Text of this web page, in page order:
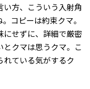
方、こういう入射角
コピーは約束クマ。
にせずに、詳細で厳密
クマは思うクマ。こ
ている気がするク